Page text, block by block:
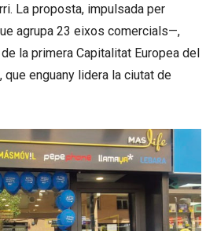
La proposta, impulsada per
agrupa 23 eixos comercials—,
la primera Capitalitat Europea del
enguany lidera la ciutat de